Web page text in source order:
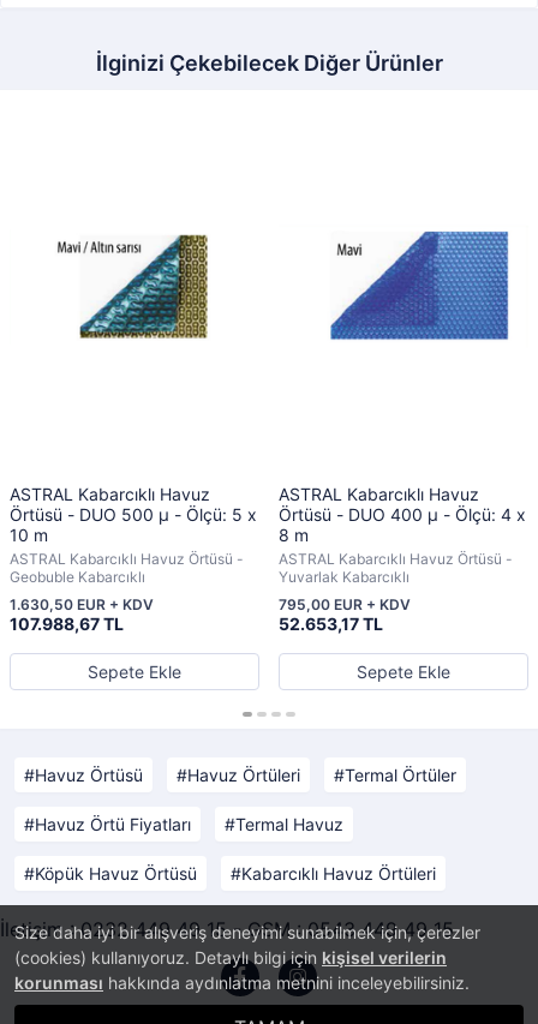
Size daha iyi bir alışveriş deneyimi sunabilmek için, çerezler
(cookies) kullanıyoruz. Detaylı bilgi için kişisel verilerin
korunması hakkında aydınlatma metnini inceleyebilirsiniz.
İlginizi Çekebilecek Diğer Ürünler
ASTRAL Kabarcıklı Havuz
Örtüsü - DUO 500 μ - Ölçü: 5 x
10 m
ASTRAL Kabarcıklı Havuz Örtüsü -
Geobuble Kabarcıklı
107.988,67 TL
1.630,50 EUR + KDV
Sepete Ekle
ASTRAL Kabarcıklı Havuz
Örtüsü - DUO 400 μ - Ölçü: 4 x
8 m
ASTRAL Kabarcıklı Havuz Örtüsü -
Yuvarlak Kabarcıklı
52.653,17 TL
795,00 EUR + KDV
Sepete Ekle
Havuz Örtüsü Havuz Örtüleri Termal Örtüler
Havuz Örtü Fiyatları Termal Havuz
Köpük Havuz Örtüsü Kabarcıklı Havuz Örtüleri
İletişim : 0232 449 49 15 - GSM : 0543 449 49 15